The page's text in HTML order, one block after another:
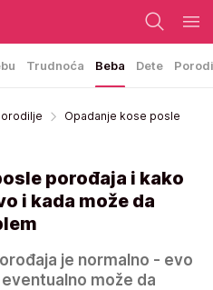
Trudnoća Beba Dete
Opadanje kose posle
porođaja i kako
i kada može da
je normalno - evo
može da